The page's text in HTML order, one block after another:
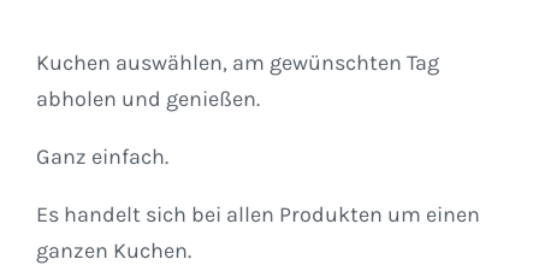
Kuchen auswählen, am gewünschten Tag
abholen und genießen.
Ganz einfach.
Es handelt sich bei allen Produkten um einen
ganzen Kuchen.